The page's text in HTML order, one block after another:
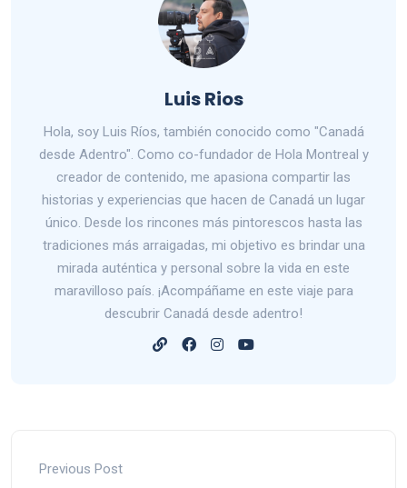
Luis Rios
Hola, soy Luis Ríos, también conocido como "Canadá
desde Adentro". Como co-fundador de Hola Montreal y
creador de contenido, me apasiona compartir las
historias y experiencias que hacen de Canadá un lugar
único. Desde los rincones más pintorescos hasta las
tradiciones más arraigadas, mi objetivo es brindar una
mirada auténtica y personal sobre la vida en este
maravilloso país. ¡Acompáñame en este viaje para
descubrir Canadá desde adentro!
Previous Post